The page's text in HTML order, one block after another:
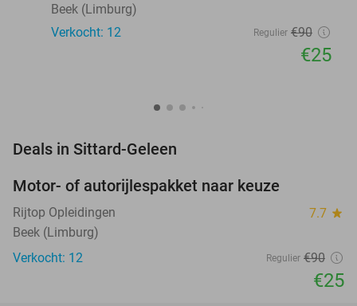
Beek (Limburg)
Verkocht: 12
Regulier €90
€25
Deals in Sittard-Geleen
Motor- of autorijlespakket naar keuze
Rijtop Opleidingen 7.7 star
Beek (Limburg)
Verkocht: 12
Regulier €90
€25